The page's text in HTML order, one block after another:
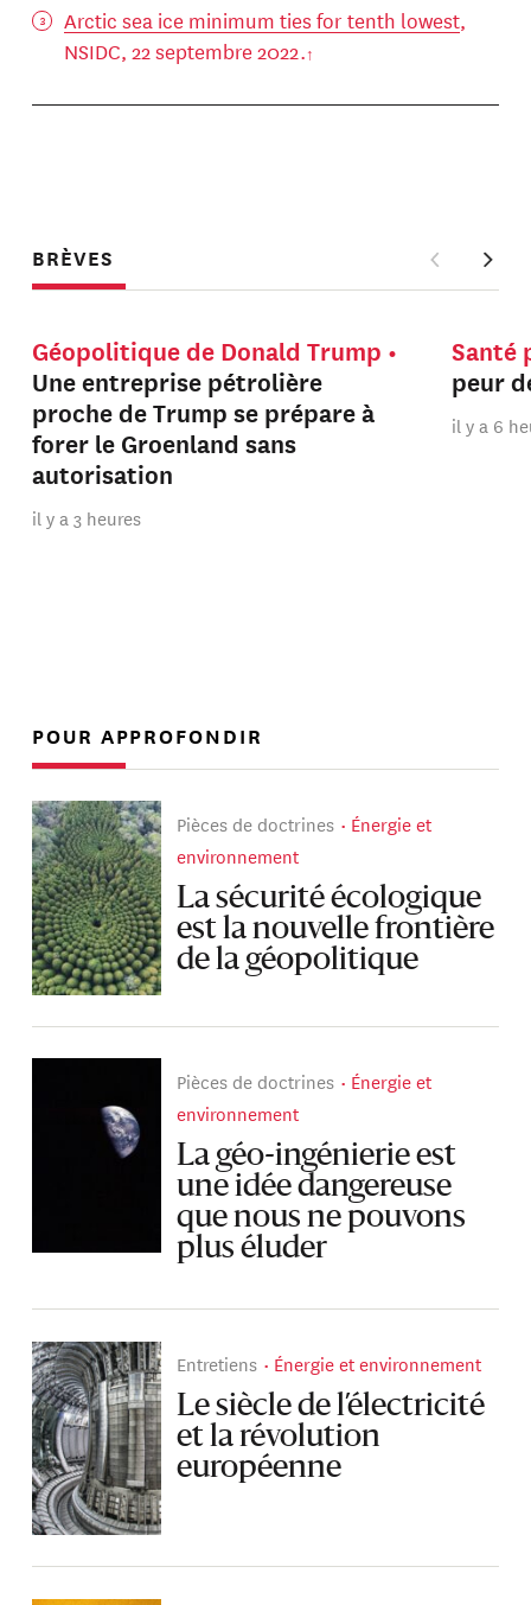
Arctic sea ice minimum ties for tenth lowest,
NSIDC, 22 septembre 2022.
BRÈVES
Géopolitique de Donald Trump
Une entreprise pétrolière
proche de Trump se prépare à
forer le Groenland sans
autorisation
il y a 3 heures
Santé
peur
il y a 6
POUR APPROFONDIR
Pièces de doctrines
Énergie et
environnement
La sécurité écologique
est la nouvelle frontière
de la géopolitique
Pièces de doctrines
Énergie et
environnement
La géo-ingénierie est
une idée dangereuse
que nous ne pouvons
plus éluder
Entretiens Énergie et environnement
Le siècle de l’électricité
et la révolution
européenne